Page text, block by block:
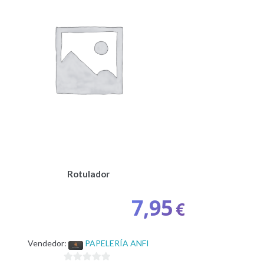
Rotulador
7,95€
Vendedor: PAPELERÍA ANFI